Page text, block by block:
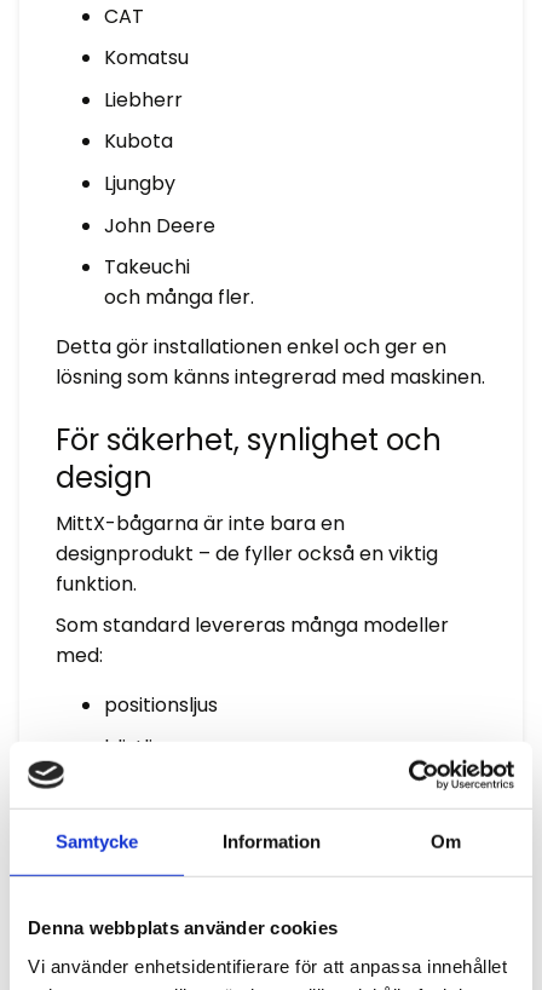
Samtycke Information Om
Denna webbplats använder cookies
Vi använder enhetsidentifierare för att anpassa innehållet
CAT
Komatsu
Liebherr
Kubota
Ljungby
John Deere
Takeuchi
och många fler.
Detta gör installationen enkel och ger en
lösning som känns integrerad med maskinen.
För säkerhet, synlighet och
design
MittX-bågarna är inte bara en
designprodukt – de fyller också en viktig
funktion.
Som standard levereras många modeller
med:
positionsljus
blixtljus
förberedelse för arbetsbelysning
förborrade fästen för enkel montering
Belysningen bidrar till ökad synlighet och
bågarna gör det möjligt att montera extra
utrustning som arbetslampor eller